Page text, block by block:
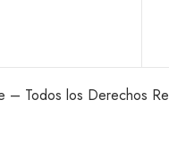
Todos los Derechos